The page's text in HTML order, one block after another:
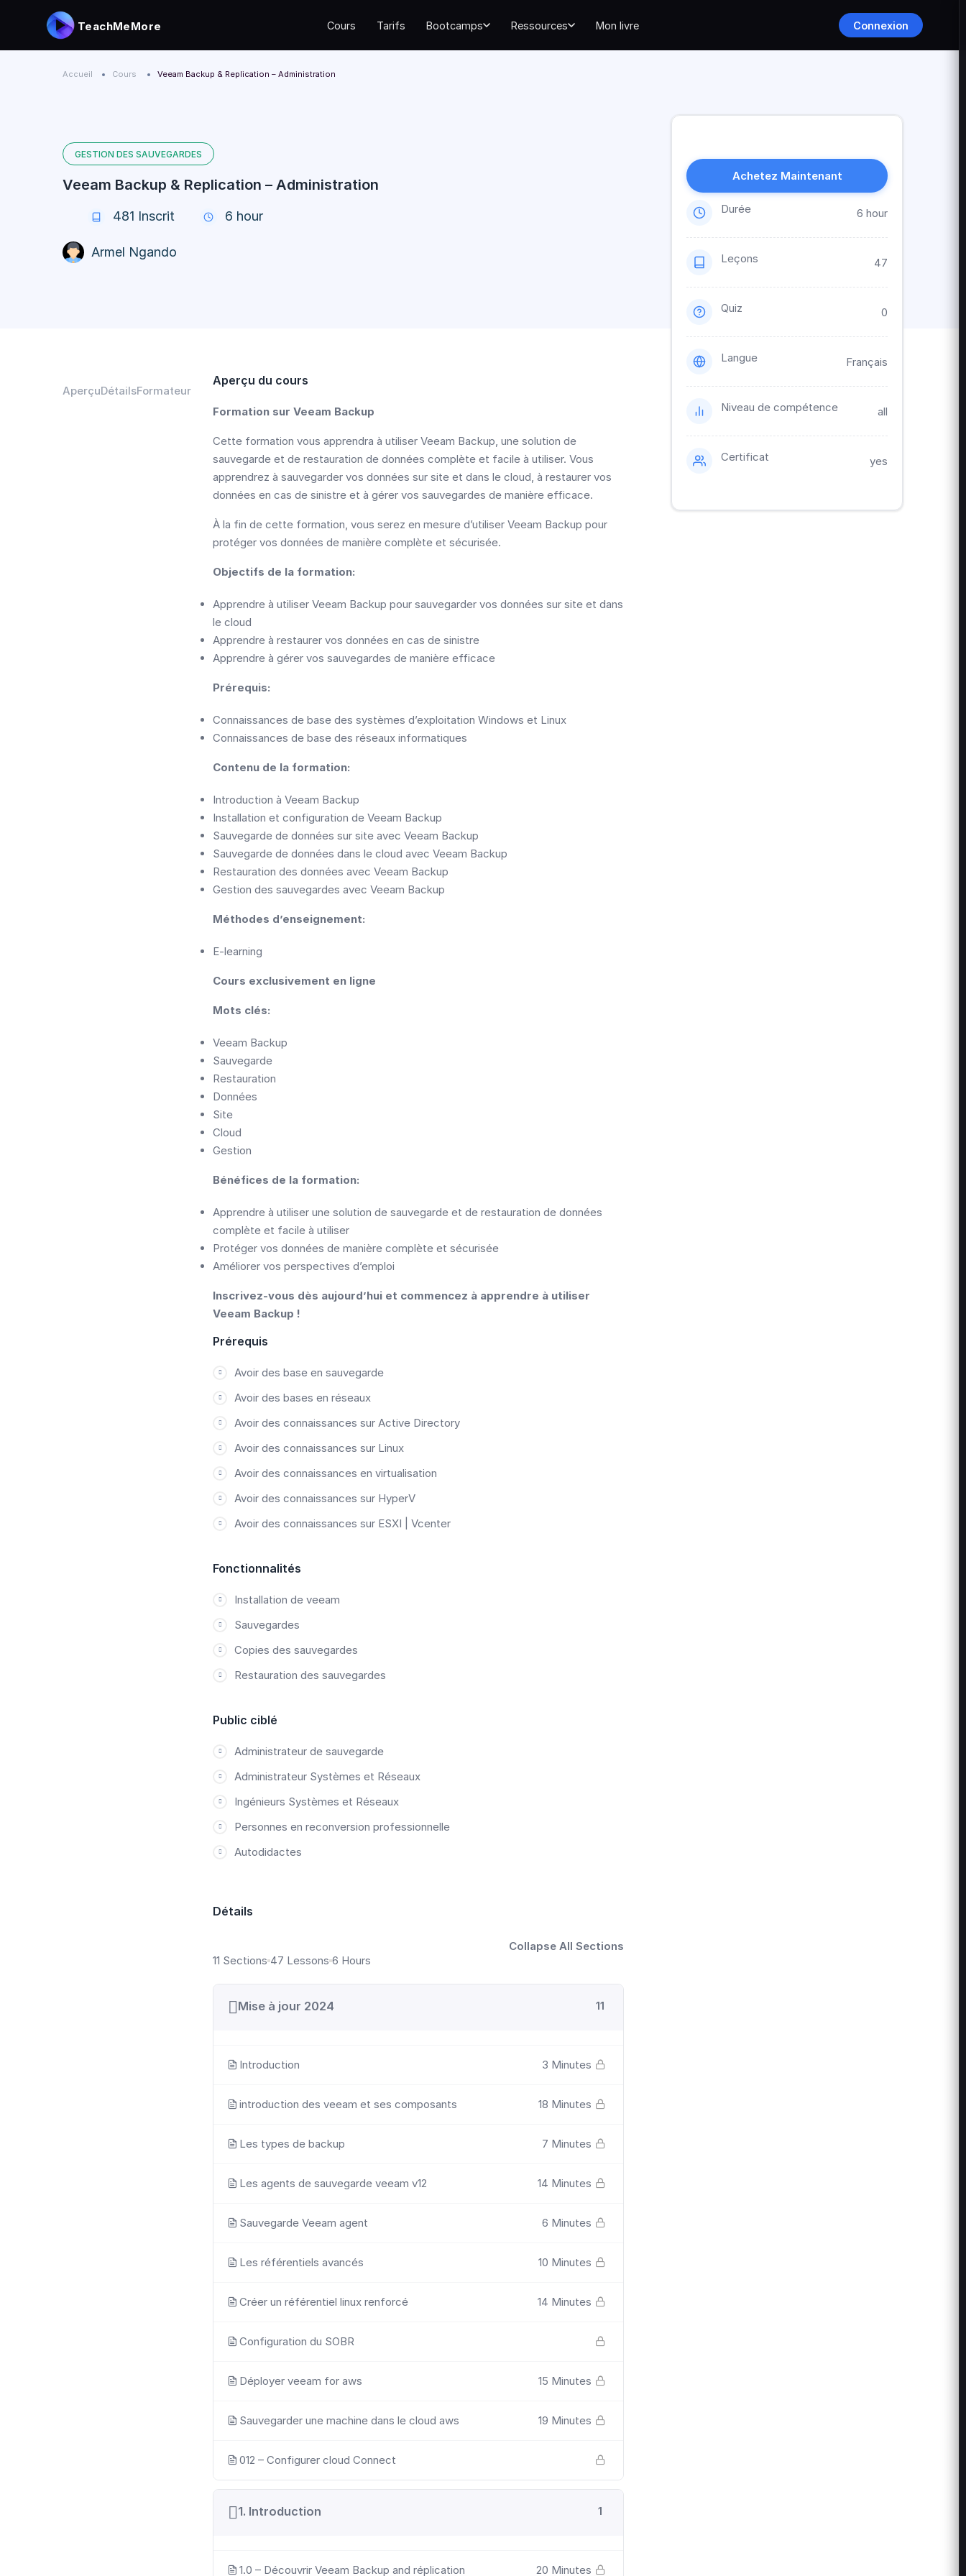
TeachMeMore Cours Tarifs Bootcamps Ressources Mon livre Connexion
Accueil Cours Veeam Backup & Replication – Administration
GESTION DES SAUVEGARDES
Veeam Backup & Replication – Administration
481 Inscrit 6 hour
Armel Ngando
AperçuDétailsFormateur
Aperçu du cours
Formation sur Veeam Backup
Cette formation vous apprendra à utiliser Veeam Backup, une solution de
sauvegarde et de restauration de données complète et facile à utiliser. Vous
apprendrez à sauvegarder vos données sur site et dans le cloud, à restaurer vos
données en cas de sinistre et à gérer vos sauvegardes de manière efficace.
À la fin de cette formation, vous serez en mesure d’utiliser Veeam Backup pour
protéger vos données de manière complète et sécurisée.
Objectifs de la formation:
Apprendre à utiliser Veeam Backup pour sauvegarder vos données sur site et dans
le cloud
Apprendre à restaurer vos données en cas de sinistre
Apprendre à gérer vos sauvegardes de manière efficace
Prérequis:
Connaissances de base des systèmes d’exploitation Windows et Linux
Connaissances de base des réseaux informatiques
Contenu de la formation:
Introduction à Veeam Backup
Installation et configuration de Veeam Backup
Sauvegarde de données sur site avec Veeam Backup
Sauvegarde de données dans le cloud avec Veeam Backup
Restauration des données avec Veeam Backup
Gestion des sauvegardes avec Veeam Backup
Méthodes d’enseignement:
E-learning
Cours exclusivement en ligne
Mots clés:
Veeam Backup
Sauvegarde
Restauration
Données
Site
Cloud
Gestion
Bénéfices de la formation:
Apprendre à utiliser une solution de sauvegarde et de restauration de données
complète et facile à utiliser
Protéger vos données de manière complète et sécurisée
Améliorer vos perspectives d’emploi
Inscrivez-vous dès aujourd’hui et commencez à apprendre à utiliser
Veeam Backup !
Prérequis
Avoir des base en sauvegarde
Avoir des bases en réseaux
Avoir des connaissances sur Active Directory
Avoir des connaissances sur Linux
Avoir des connaissances en virtualisation
Avoir des connaissances sur HyperV
Avoir des connaissances sur ESXI | Vcenter
Fonctionnalités
Installation de veeam
Sauvegardes
Copies des sauvegardes
Restauration des sauvegardes
Public ciblé
Administrateur de sauvegarde
Administrateur Systèmes et Réseaux
Ingénieurs Systèmes et Réseaux
Personnes en reconversion professionnelle
Autodidactes
Détails
11 Sections 47 Lessons 6 Hours
Collapse All Sections
Mise à jour 2024 11
Introduction 3 Minutes
introduction des veeam et ses composants 18 Minutes
Les types de backup 7 Minutes
Les agents de sauvegarde veeam v12 14 Minutes
Sauvegarde Veeam agent 6 Minutes
Les référentiels avancés 10 Minutes
Créer un référentiel linux renforcé 14 Minutes
Configuration du SOBR
Déployer veeam for aws 15 Minutes
Sauvegarder une machine dans le cloud aws 19 Minutes
012 – Configurer cloud Connect
1. Introduction 1
1.0 – Découvrir Veeam Backup and réplication 20 Minutes
Achetez Maintenant
Durée 6 hour
Leçons 47
Quiz 0
Langue Français
Niveau de compétence all
Certificat yes